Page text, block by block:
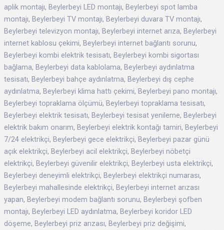
aplik montajı, Beylerbeyi LED montajı, Beylerbeyi spot lamba
montajı, Beylerbeyi TV montajı, Beylerbeyi duvara TV montajı,
Beylerbeyi televizyon montajı, Beylerbeyi internet arıza, Beylerbeyi
internet kablosu çekimi, Beylerbeyi internet bağlantı sorunu,
Beylerbeyi kombi elektrik tesisatı, Beylerbeyi kombi sigortası
bağlama, Beylerbeyi data kablolama, Beylerbeyi aydınlatma
tesisatı, Beylerbeyi bahçe aydınlatma, Beylerbeyi dış cephe
aydınlatma, Beylerbeyi klima hattı çekimi, Beylerbeyi pano montajı,
Beylerbeyi topraklama ölçümü, Beylerbeyi topraklama tesisatı,
Beylerbeyi elektrik tesisatı, Beylerbeyi tesisat yenileme, Beylerbeyi
elektrik bakım onarım, Beylerbeyi elektrik kontağı tamiri, Beylerbeyi
7/24 elektrikçi, Beylerbeyi gece elektrikçi, Beylerbeyi pazar günü
açık elektrikçi, Beylerbeyi acil elektrikçi, Beylerbeyi nöbetçi
elektrikçi, Beylerbeyi güvenilir elektrikçi, Beylerbeyi usta elektrikçi,
Beylerbeyi deneyimli elektrikçi, Beylerbeyi elektrikçi numarası,
Beylerbeyi mahallesinde elektrikçi, Beylerbeyi internet arızası
yapan, Beylerbeyi modem bağlantı sorunu, Beylerbeyi şofben
montajı, Beylerbeyi LED aydınlatma, Beylerbeyi koridor LED
döşeme, Beylerbeyi priz arızası, Beylerbeyi priz değişimi,